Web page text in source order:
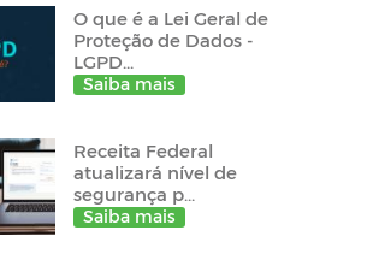
O que é a Lei Geral de
Proteção de Dados -
LGPD...
Saiba mais
Receita Federal
atualizará nível de
segurança p...
Saiba mais